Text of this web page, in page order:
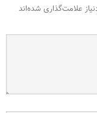
علامت‌گذاری شده‌اند